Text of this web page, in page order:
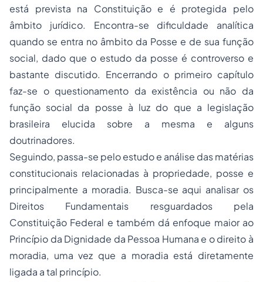
está prevista na Constituição e é protegida pelo
âmbito jurídico. Encontra-se dificuldade analítica
quando se entra no âmbito da Posse e de sua função
social, dado que o estudo da posse é controverso e
bastante discutido. Encerrando o primeiro capítulo
faz-se o questionamento da existência ou não da
função social da posse à luz do que a legislação
brasileira elucida sobre a mesma e alguns
doutrinadores.
Seguindo, passa-se pelo estudo e análise das matérias
constitucionais relacionadas à propriedade, posse e
principalmente a moradia. Busca-se aqui analisar os
Direitos Fundamentais resguardados pela
Constituição Federal e também dá enfoque maior ao
Princípio da Dignidade da Pessoa Humana e o direito à
moradia, uma vez que a moradia está diretamente
ligada a tal princípio.